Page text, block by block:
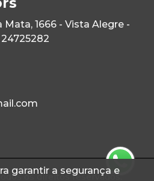
garantir a segurança e
1666 - Vista Alegre -
os direitos reservados.